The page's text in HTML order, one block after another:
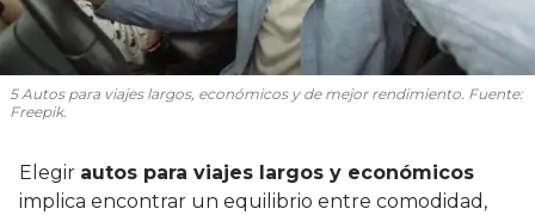
5 Autos para viajes largos, económicos y de mejor rendimiento. Fuente:
Freepik.
Elegir autos para viajes largos y económicos
implica encontrar un equilibrio entre comodidad,